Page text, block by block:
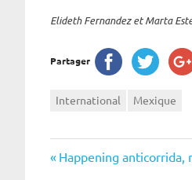
Elideth Fernandez et Marta
Partager
International Mexique
Navigation
Previous
Happening anticorrida,